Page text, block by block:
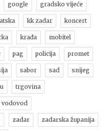
google gradsko vijeće
kk zadar koncert
krađa mobitel
pag policija promet
sabor sad snijeg
trgovina
vodovod
zadar zadarska županija